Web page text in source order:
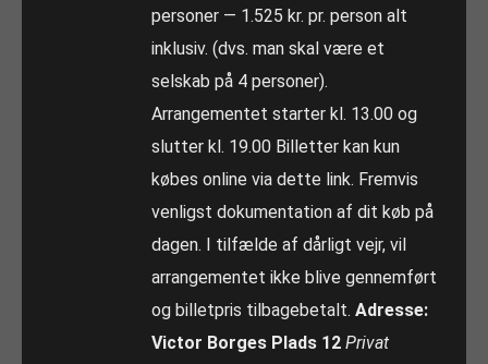
personer — 1.525 kr. pr. person alt
inklusiv. (dvs. man skal være et
selskab på 4 personer).
Arrangementet starter kl. 13.00 og
slutter kl. 19.00 Billetter kan kun
købes online via dette link. Fremvis
venligst dokumentation af dit køb på
dagen. I tilfælde af dårligt vejr, vil
arrangementet ikke blive gennemført
og billetpris tilbagebetalt.Adresse:
Victor Borges Plads 12 Privat